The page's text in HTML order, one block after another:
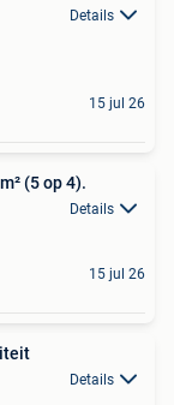
Details
15 jul 26
(5 op 4).
Details
15 jul 26
Details